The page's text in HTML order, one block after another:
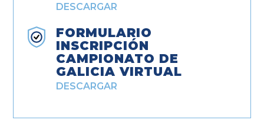
DESCARGAR
FORMULARIO
INSCRIPCIÓN
CAMPIONATO DE
GALICIA VIRTUAL
DESCARGAR